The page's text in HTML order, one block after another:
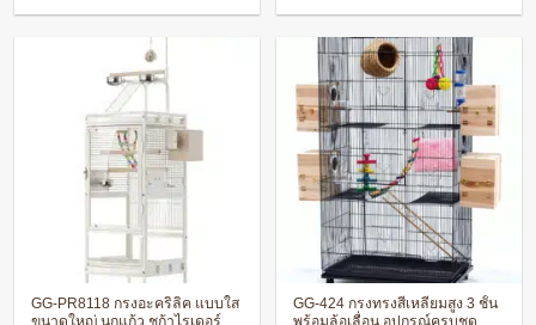
GG-PR8118 กรงอะคริลิค แบบใส
ขนาดใหญ่ นกแก้ว ชูก้าไรเดอร์
GG-424 กรงทรงสี่เหลี่ยมสูง 3 ชั้น
พร้อมล้อเลื่อน อุปกรณ์ครบชุด ติด